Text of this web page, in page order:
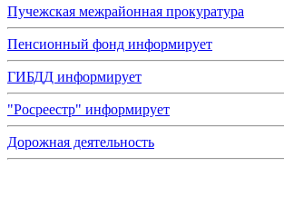
Пучежская межрайонная прокуратура
Пенсионный фонд информирует
ГИБДД информирует
"Росреестр" информирует
Дорожная деятельность